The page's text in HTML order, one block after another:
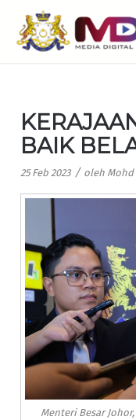
BAIK
25 Feb 2023 / oleh Mohd
Menteri Besar